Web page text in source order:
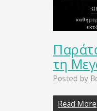
τη
Posted by
Read More